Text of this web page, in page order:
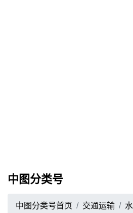
中图分类号
中图分类号首页 交通运输